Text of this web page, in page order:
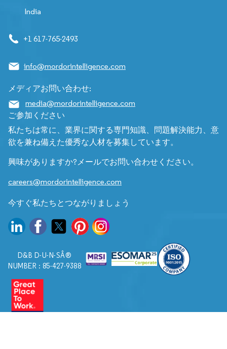
India
+1 617-765-2493
info@mordorintelligence.com
メディアお問い合わせ:
media@mordorintelligence.com
ご参加ください
私たちは常に、業界に関する専門知識、問題解決能力、意
欲を兼ね備えた優秀な人材を募集しています。
興味がありますか?メールでお問い合わせください。
careers@mordorintelligence.com
今すぐ私たちとつながりましょう
D&B D-U-N-SÂ®
NUMBER : 85-427-9388